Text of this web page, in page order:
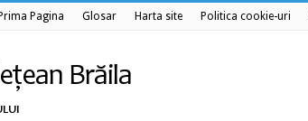
Prima Pagina Glosar Harta site Politica cookie-uri